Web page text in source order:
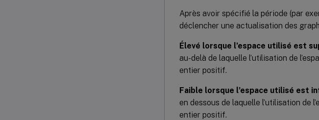
Après avoir spécifié la période (par
déclencher une actualisation des
Élevé lorsque l’espace utilisé est
au-delà de laquelle l’utilisation de
entier positif.
Faible lorsque l’espace utilisé est
en dessous de laquelle l’utilisation de
entier positif.